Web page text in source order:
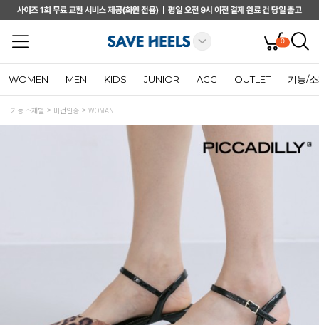
0
WOMEN MEN KIDS JUNIOR ACC OUTLET 기능/
기능 소재별 비건인증 WOMAN